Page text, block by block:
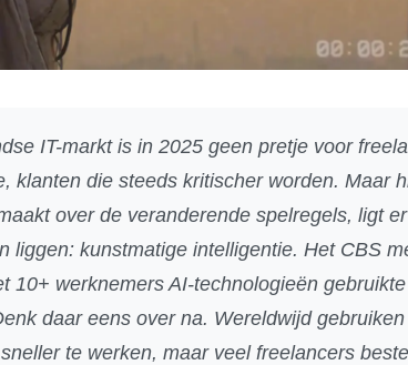
IT-markt is in 2025 geen pretje voor
klanten die steeds kritischer worden. Maar
over de veranderende spelregels, ligt
liggen: kunstmatige intelligentie. Het CBS
10+ werknemers AI-technologieën
daar eens over na. Wereldwijd
te werken, maar veel freelancers